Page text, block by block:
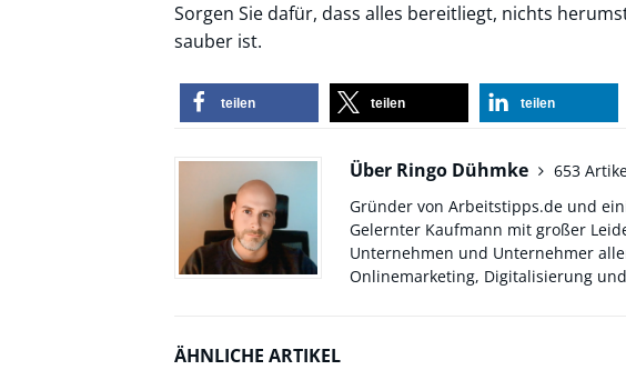
Sorgen Sie dafür, dass alles bereitliegt, nichts
sauber ist.
teilen teilen teilen
Über Ringo Dühmke
653
Gründer von Arbeitstipps.de und
Gelernter Kaufmann mit großer
Unternehmen und Unternehmer
Onlinemarketing, Digitalisierung
ÄHNLICHE ARTIKEL